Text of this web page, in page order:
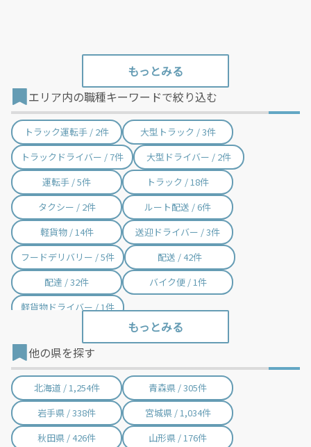
岬町 / 12件
太子町 / 1件
河南町 / 1件
千早赤阪村 / 1件
西宮市 / 1件
エリア内の職種キーワードで絞り込む
トラック運転手 / 2件
大型トラック / 3件
トラックドライバー / 7件
大型ドライバー / 2件
運転手 / 5件
トラック / 18件
タクシー / 2件
ルート配送 / 6件
軽貨物 / 14件
送迎ドライバー / 3件
フードデリバリー / 5件
配送 / 42件
配達 / 32件
バイク便 / 1件
軽貨物ドライバー / 1件
他の県を探す
北海道 / 1,254件
青森県 / 305件
岩手県 / 338件
宮城県 / 1,034件
秋田県 / 426件
山形県 / 176件